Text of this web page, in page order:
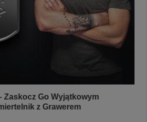
Zobacz więcej
Zaskocz Go Wyjątkowym
z Grawerem